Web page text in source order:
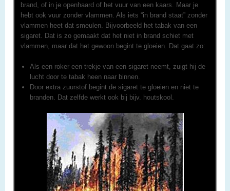
brand, of in je openhaard of het vuur van een kaars. Maar je
hebt ook vuur zonder vlammen. Als iets “in brand staat” zonder
vlammen heet dat smeulen. Bijvoorbeeld het tabak van een
sigaret. Dat is zo gemaakt dat het niet in brand schiet met
vlammen, maar dat het gewoon begint te gloeien. Dat gaat zo:
Als een roker een trekje van een sigaret neemt, zuigt hij de
lucht door te tabak heen naar binnen.
Door extra zuurstof begint de sigaret te gloeien en niet te
branden. Dat zelfde werkt ook bij bijv. houtskool.